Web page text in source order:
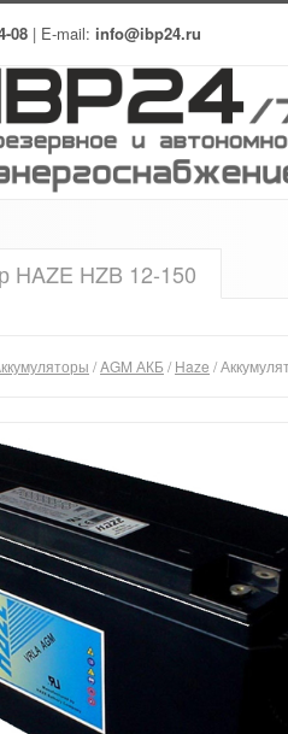
08 | E-mail: info@ibp24.ru
HAZE HZB 12-150
/AGM АКБ /Haze /